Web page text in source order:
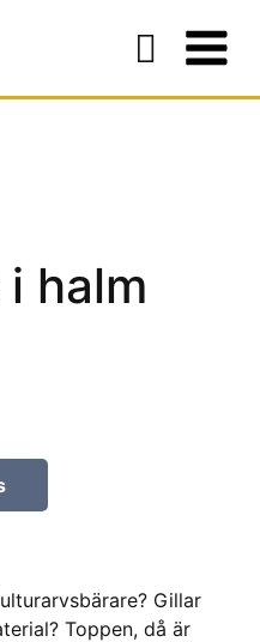
halm
Gillar
Toppen, då är